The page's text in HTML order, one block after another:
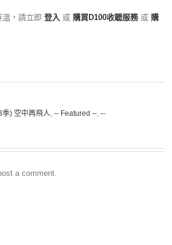
，請立即 登入 或 購買D100收聽服務 或 購
季) 空中再飛人, -- Featured --, --
a comment.